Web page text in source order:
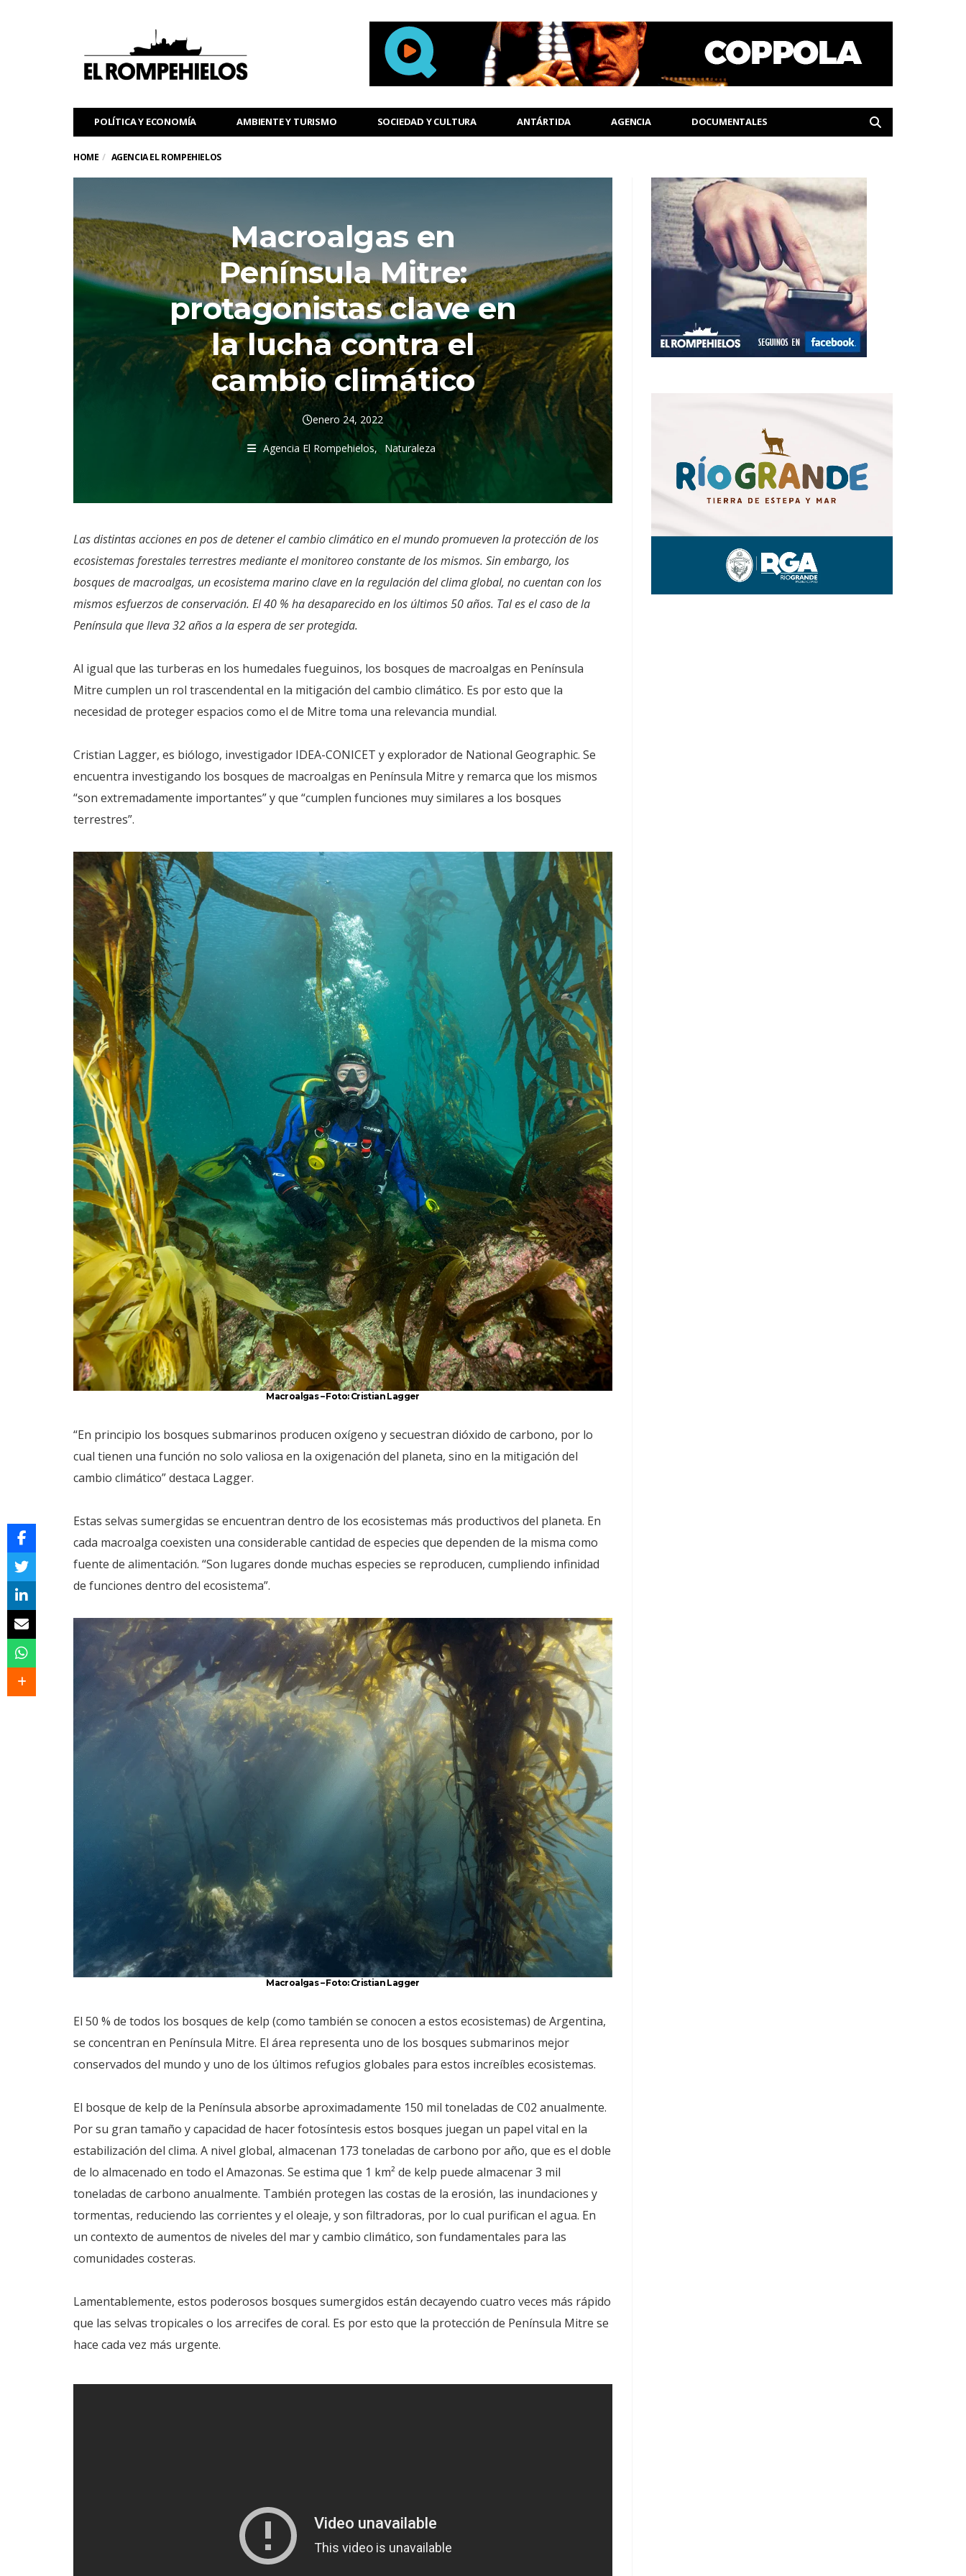
POLÍTICA Y ECONOMÍA AMBIENTE Y TURISMO SOCIEDAD Y CULTURA ANTÁRTIDA AGENCIA DOCUMENTALES
HOME AGENCIA EL ROMPEHIELOS
Macroalgas en
Península Mitre:
protagonistas clave en
la lucha contra el
cambio climático
enero 24, 2022
Agencia El Rompehielos Naturaleza
Las distintas acciones en pos de detener el cambio climático en el mundo promueven la protección de los
ecosistemas forestales terrestres mediante el monitoreo constante de los mismos. Sin embargo, los
bosques de macroalgas, un ecosistema marino clave en la regulación del clima global, no cuentan con los
mismos esfuerzos de conservación. El 40 % ha desaparecido en los últimos 50 años. Tal es el caso de la
Península que lleva 32 años a la espera de ser protegida.
Al igual que las turberas en los humedales fueguinos, los bosques de macroalgas en Península
Mitre cumplen un rol trascendental en la mitigación del cambio climático. Es por esto que la
necesidad de proteger espacios como el de Mitre toma una relevancia mundial.
Cristian Lagger, es biólogo, investigador IDEA-CONICET y explorador de National Geographic. Se
encuentra investigando los bosques de macroalgas en Península Mitre y remarca que los mismos
“son extremadamente importantes” y que “cumplen funciones muy similares a los bosques
terrestres”.
Macroalgas – Foto: Cristian Lagger
“En principio los bosques submarinos producen oxígeno y secuestran dióxido de carbono, por lo
cual tienen una función no solo valiosa en la oxigenación del planeta, sino en la mitigación del
cambio climático” destaca Lagger.
Estas selvas sumergidas se encuentran dentro de los ecosistemas más productivos del planeta. En
cada macroalga coexisten una considerable cantidad de especies que dependen de la misma como
fuente de alimentación. “Son lugares donde muchas especies se reproducen, cumpliendo infinidad
de funciones dentro del ecosistema”.
Macroalgas – Foto: Cristian Lagger
El 50 % de todos los bosques de kelp (como también se conocen a estos ecosistemas) de Argentina,
se concentran en Península Mitre. El área representa uno de los bosques submarinos mejor
conservados del mundo y uno de los últimos refugios globales para estos increíbles ecosistemas.
El bosque de kelp de la Península absorbe aproximadamente 150 mil toneladas de C02 anualmente.
Por su gran tamaño y capacidad de hacer fotosíntesis estos bosques juegan un papel vital en la
estabilización del clima. A nivel global, almacenan 173 toneladas de carbono por año, que es el doble
de lo almacenado en todo el Amazonas. Se estima que 1 km² de kelp puede almacenar 3 mil
toneladas de carbono anualmente. También protegen las costas de la erosión, las inundaciones y
tormentas, reduciendo las corrientes y el oleaje, y son filtradoras, por lo cual purifican el agua. En
un contexto de aumentos de niveles del mar y cambio climático, son fundamentales para las
comunidades costeras.
Lamentablemente, estos poderosos bosques sumergidos están decayendo cuatro veces más rápido
que las selvas tropicales o los arrecifes de coral. Es por esto que la protección de Península Mitre se
hace cada vez más urgente.